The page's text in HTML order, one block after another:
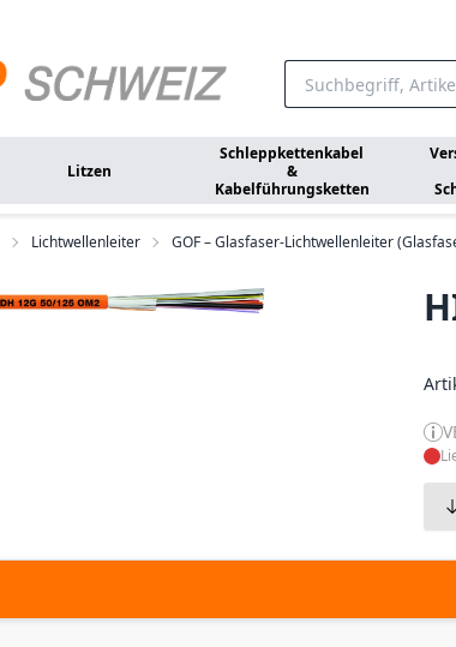
Litzen
Schleppkettenkabel
&
Kabelführungsketten
Lichtwellenleiter GOF – Glasfaser-Lichtwellenleiter